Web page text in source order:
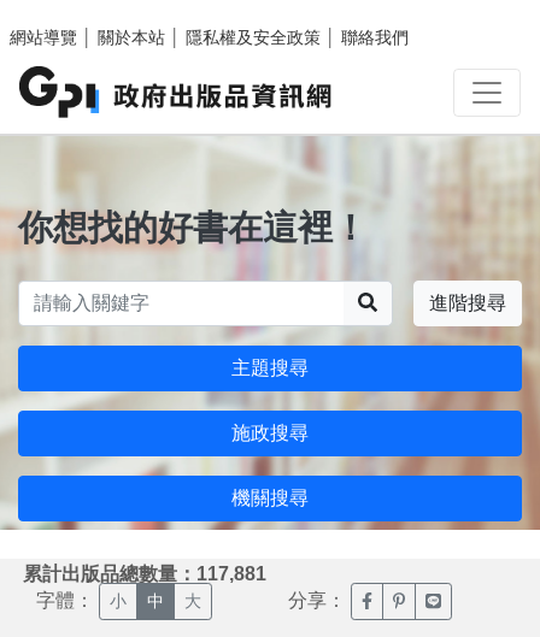
網站導覽
關於本站 隱私權及安全政策 聯絡我們
你想找的好書在這裡！
進階搜尋
主題搜尋
施政搜尋
機關搜尋
累計出版品總數量：117,881
字體： 小 中 大 分享： 臉書分享(另開新視窗)
噗浪分享(另開新
Line分享(另